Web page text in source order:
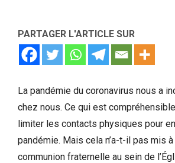
PARTAGER L'ARTICLE SUR
La pandémie du coronavirus nous a
chez nous. Ce qui est
limiter les contacts physiques pour
pandémie. Mais cela n’a-t-il pas mis
communion fraternelle au sein de